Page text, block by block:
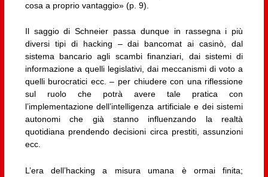
cosa a proprio vantaggio» (p. 9).
Il saggio di Schneier passa dunque in rassegna i più
diversi tipi di hacking – dai bancomat ai casinò, dal
sistema bancario agli scambi finanziari, dai sistemi di
informazione a quelli legislativi, dai meccanismi di voto a
quelli burocratici ecc. – per chiudere con una riflessione
sul ruolo che potrà avere tale pratica con
l’implementazione dell’intelligenza artificiale e dei sistemi
autonomi che già stanno influenzando la realtà
quotidiana prendendo decisioni circa prestiti, assunzioni
ecc.
L’era dell’hacking a misura umana è ormai finita;